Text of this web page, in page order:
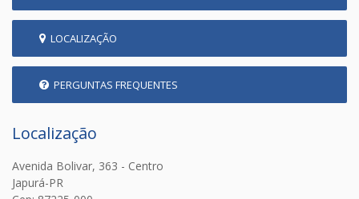
LOCALIZAÇÃO
PERGUNTAS FREQUENTES
Localização
Avenida Bolivar, 363 - Centro
Japurá-PR